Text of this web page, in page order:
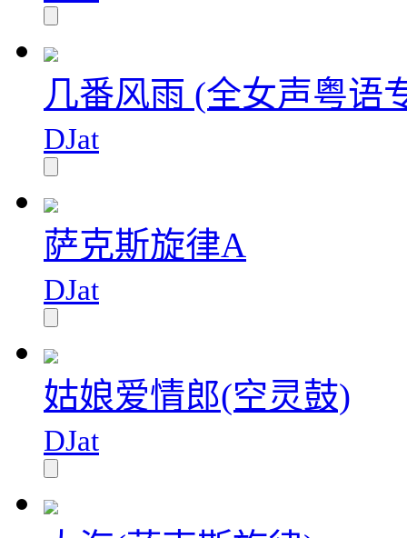
几番风雨 (全女声粤语
DJat
萨克斯旋律A
DJat
姑娘爱情郎(空灵鼓)
DJat